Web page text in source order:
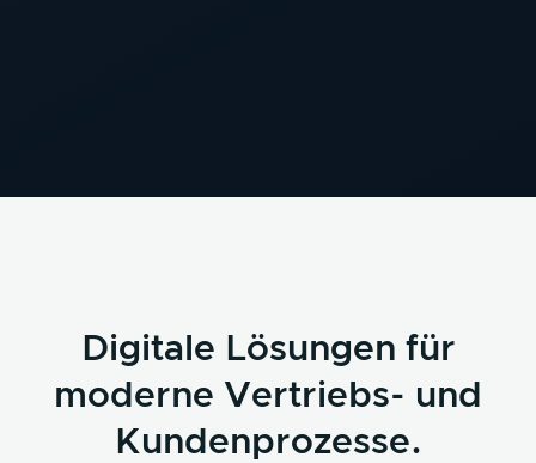
Digitale Lösungen für
moderne Vertriebs- und
Kundenprozesse.